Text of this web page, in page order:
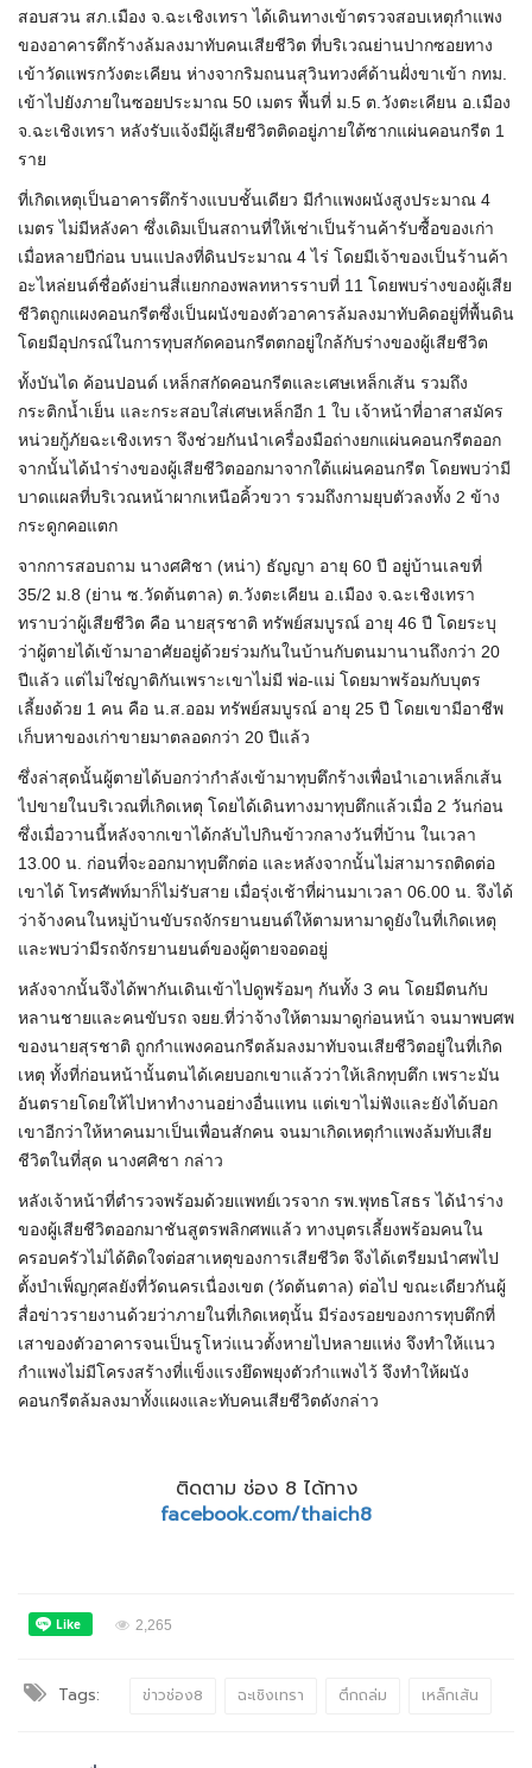
สอบสวน สภ.เมือง จ.ฉะเชิงเทรา ได้เดินทางเข้าตรวจสอบเหตุกำแพง
ของอาคารตึกร้างล้มลงมาทับคนเสียชีวิต ที่บริเวณย่านปากซอยทาง
เข้าวัดแพรกวังตะเคียน ห่างจากริมถนนสุวินทวงศ์ด้านฝั่งขาเข้า กทม.
เข้าไปยังภายในซอยประมาณ 50 เมตร พื้นที่ ม.5 ต.วังตะเคียน อ.เมือง
จ.ฉะเชิงเทรา หลังรับแจ้งมีผู้เสียชีวิตติดอยู่ภายใต้ซากแผ่นคอนกรีต 1
ราย
ที่เกิดเหตุเป็นอาคารตึกร้างแบบชั้นเดียว มีกำแพงผนังสูงประมาณ 4
เมตร ไม่มีหลังคา ซึ่งเดิมเป็นสถานที่ให้เช่าเป็นร้านค้ารับซื้อของเก่า
เมื่อหลายปีก่อน บนแปลงที่ดินประมาณ 4 ไร่ โดยมีเจ้าของเป็นร้านค้า
อะไหล่ยนต์ชื่อดังย่านสี่แยกกองพลทหารราบที่ 11 โดยพบร่างของผู้เสีย
ชีวิตถูกแผงคอนกรีตซึ่งเป็นผนังของตัวอาคารล้มลงมาทับคิดอยู่ที่พื้นดิน
โดยมีอุปกรณ์ในการทุบสกัดคอนกรีตตกอยู่ใกล้กับร่างของผู้เสียชีวิต
ทั้งบันได ค้อนปอนด์ เหล็กสกัดคอนกรีตและเศษเหล็กเส้น รวมถึง
กระติกน้ำเย็น และกระสอบใส่เศษเหล็กอีก 1 ใบ เจ้าหน้าที่อาสาสมัคร
หน่วยกู้ภัยฉะเชิงเทรา จึงช่วยกันนำเครื่องมือถ่างยกแผ่นคอนกรีตออก
จากนั้นได้นำร่างของผู้เสียชีวิตออกมาจากใต้แผ่นคอนกรีต โดยพบว่ามี
บาดแผลที่บริเวณหน้าผากเหนือคิ้วขวา รวมถึงกามยุบตัวลงทั้ง 2 ข้าง
กระดูกคอแตก
จากการสอบถาม นางศศิชา (หน่า) ธัญญา อายุ 60 ปี อยู่บ้านเลขที่
35/2 ม.8 (ย่าน ซ.วัดต้นตาล) ต.วังตะเคียน อ.เมือง จ.ฉะเชิงเทรา
ทราบว่าผู้เสียชีวิต คือ นายสุรชาติ ทรัพย์สมบูรณ์ อายุ 46 ปี โดยระบุ
ว่าผู้ตายได้เข้ามาอาศัยอยู่ด้วยร่วมกันในบ้านกับตนมานานถึงกว่า 20
ปีแล้ว แต่ไม่ใช่ญาติกันเพราะเขาไม่มี พ่อ-แม่ โดยมาพร้อมกับบุตร
เลี้ยงด้วย 1 คน คือ น.ส.ออม ทรัพย์สมบูรณ์ อายุ 25 ปี โดยเขามีอาชีพ
เก็บหาของเก่าขายมาตลอดกว่า 20 ปีแล้ว
ซึ่งล่าสุดนั้นผู้ตายได้บอกว่ากำลังเข้ามาทุบตึกร้างเพื่อนำเอาเหล็กเส้น
ไปขายในบริเวณที่เกิดเหตุ โดยได้เดินทางมาทุบตึกแล้วเมื่อ 2 วันก่อน
ซึ่งเมื่อวานนี้หลังจากเขาได้กลับไปกินข้าวกลางวันที่บ้าน ในเวลา
13.00 น. ก่อนที่จะออกมาทุบตึกต่อ และหลังจากนั้นไม่สามารถติดต่อ
เขาได้ โทรศัพท์มาก็ไม่รับสาย เมื่อรุ่งเช้าที่ผ่านมาเวลา 06.00 น. จึงได้
ว่าจ้างคนในหมู่บ้านขับรถจักรยานยนต์ให้ตามหามาดูยังในที่เกิดเหตุ
และพบว่ามีรถจักรยานยนต์ของผู้ตายจอดอยู่
หลังจากนั้นจึงได้พากันเดินเข้าไปดูพร้อมๆ กันทั้ง 3 คน โดยมีตนกับ
หลานชายและคนขับรถ จยย.ที่ว่าจ้างให้ตามมาดูก่อนหน้า จนมาพบศพ
ของนายสุรชาติ ถูกกำแพงคอนกรีตล้มลงมาทับจนเสียชีวิตอยู่ในที่เกิด
เหตุ ทั้งที่ก่อนหน้านั้นตนได้เคยบอกเขาแล้วว่าให้เลิกทุบตึก เพราะมัน
อันตรายโดยให้ไปหาทำงานอย่างอื่นแทน แต่เขาไม่ฟังและยังได้บอก
เขาอีกว่าให้หาคนมาเป็นเพื่อนสักคน จนมาเกิดเหตุกำแพงล้มทับเสีย
ชีวิตในที่สุด นางศศิชา กล่าว
หลังเจ้าหน้าที่ตำรวจพร้อมด้วยแพทย์เวรจาก รพ.พุทธโสธร ได้นำร่าง
ของผู้เสียชีวิตออกมาชันสูตรพลิกศพแล้ว ทางบุตรเลี้ยงพร้อมคนใน
ครอบครัวไม่ได้ติดใจต่อสาเหตุของการเสียชีวิต จึงได้เตรียมนำศพไป
ตั้งบำเพ็ญกุศลยังที่วัดนครเนื่องเขต (วัดต้นตาล) ต่อไป ขณะเดียวกันผู้
สื่อข่าวรายงานด้วยว่าภายในที่เกิดเหตุนั้น มีร่องรอยของการทุบตึกที่
เสาของตัวอาคารจนเป็นรูโหว่แนวตั้งหายไปหลายแห่ง จึงทำให้แนว
กำแพงไม่มีโครงสร้างที่แข็งแรงยึดพยุงตัวกำแพงไว้ จึงทำให้ผนัง
คอนกรีตล้มลงมาทั้งแผงและทับคนเสียชีวิตดังกล่าว
ติดตาม ช่อง 8 ได้ทาง
facebook.com/thaich8
2,265
Tags: ข่าวช่อง8 ฉะเชิงเทรา ตึกถล่ม เหล็กเส้น